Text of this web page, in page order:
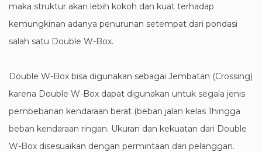
maka struktur akan lebih kokoh dan kuat terhadap
kemungkinan adanya penurunan setempat dari pondasi
salah satu Double W-Box.
Double W-Box bisa digunakan sebagai Jembatan (Crossing)
karena Double W-Box dapat digunakan untuk segala jenis
pembebanan kendaraan berat (beban jalan kelas 1hingga
beban kendaraan ringan. Ukuran dan kekuatan dari Double
W-Box disesuaikan dengan permintaan dari pelanggan.